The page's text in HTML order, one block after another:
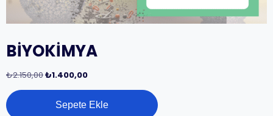
BİYOKİMYA
₺2.150,00Orijinal
₺1.400,00Şu
₺1.400,00.
BİYOKİMYA
adet
Sepete Ekle